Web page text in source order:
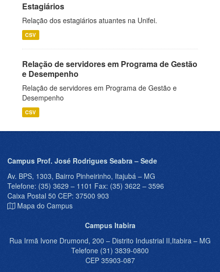
Estagiários
Relação dos estagiários atuantes na Unifei.
CSV
Relação de servidores em Programa de Gestão
e Desempenho
Relação de servidores em Programa de Gestão e
Desempenho
CSV
Campus Prof. José Rodrigues Seabra – Sede
Av. BPS, 1303, Bairro Pinheirinho, Itajubá – MG
Telefone: (35) 3629 – 1101 Fax: (35) 3622 – 3596
Caixa Postal 50 CEP: 37500 903
Mapa do Campus
Campus Itabira
Rua Irmã Ivone Drumond, 200 – Distrito Industrial II,Itabira – MG
Telefone (31) 3839-0800
CEP 35903-087